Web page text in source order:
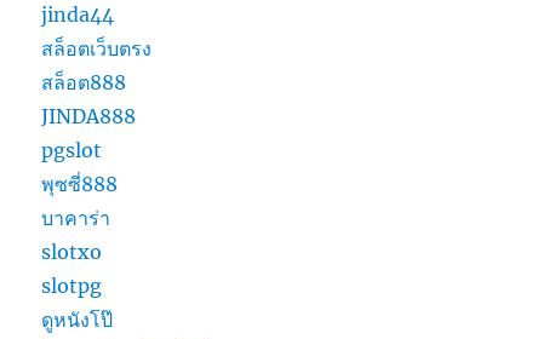
jinda44
สล็อตเว็บตรง
สล็อต888
JINDA888
pgslot
พุซซี่888
บาคาร่า
slotxo
slotpg
ดูหนังโป๊